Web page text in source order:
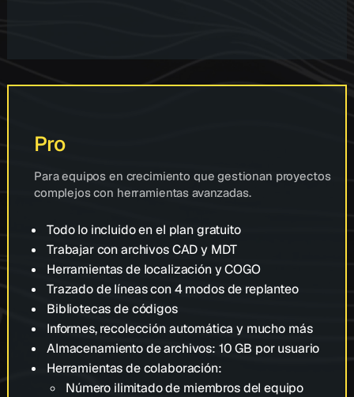
Pro
Para equipos en crecimiento que gestionan proyectos
complejos con herramientas avanzadas.
Todo lo incluido en el plan gratuito
Trabajar con archivos CAD y MDT
Herramientas de localización y COGO
Trazado de líneas con 4 modos de replanteo
Bibliotecas de códigos
Informes, recolección automática y mucho más
Almacenamiento de archivos: 10 GB por usuario
Herramientas de colaboración:
Número ilimitado de miembros del equipo